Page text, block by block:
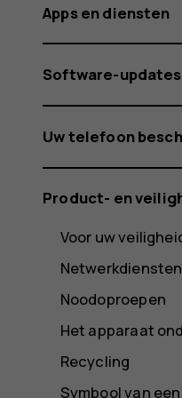
Apps en diensten
Software-updates
Uw telefoon
Product- en
Voor uw
Noodoproepen
Het apparaat
Recycling
Symbool van